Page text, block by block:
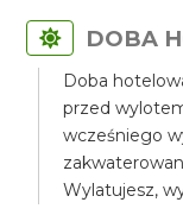
DOBA
Doba
przed
wcześniego
Wylatujesz,